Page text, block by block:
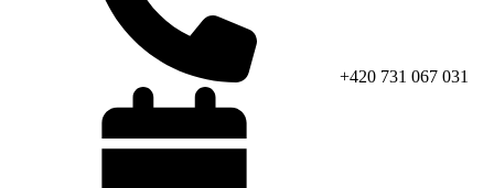
+420 731 067 031